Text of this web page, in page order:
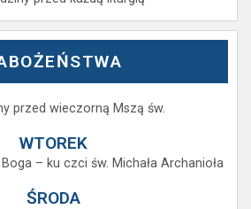
przed wieczorną Mszą św.
WTOREK
– ku czci św. Michała Archanioła
ŚRODA